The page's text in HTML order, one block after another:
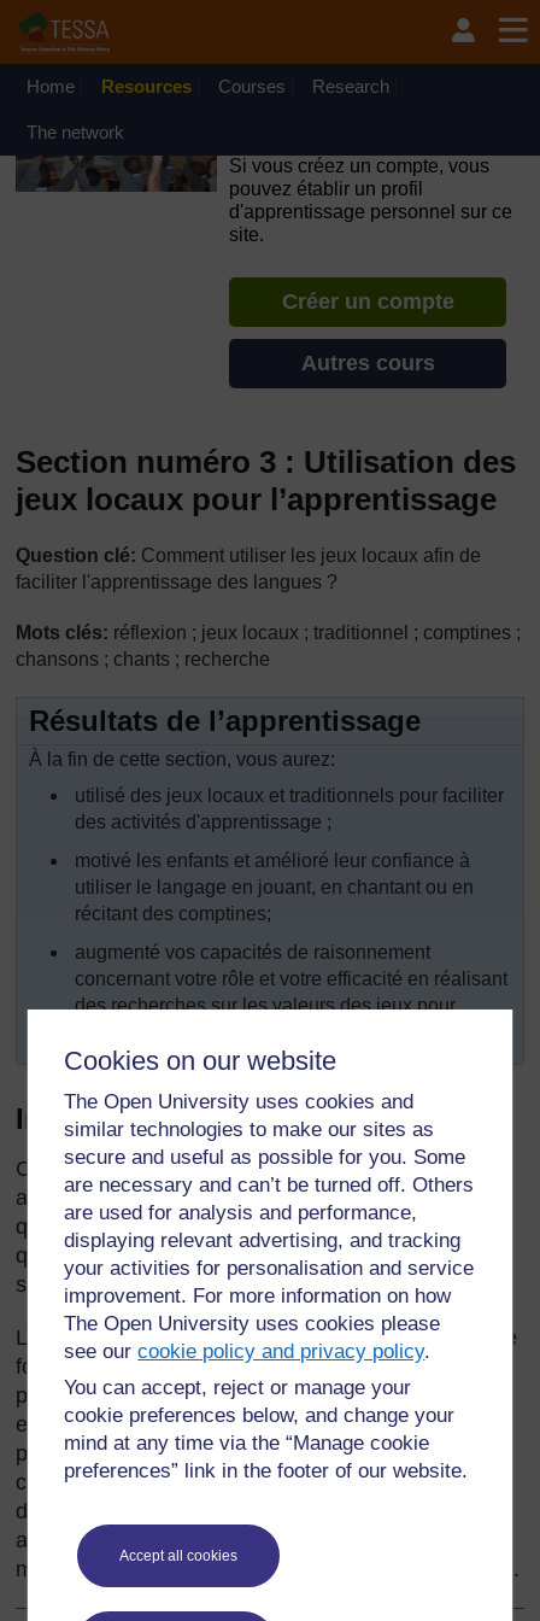
Cookies on our website
The Open University uses cookies and
similar technologies to make our sites as
secure and useful as possible for you. Some
are necessary and can’t be turned off. Others
are used for analysis and performance,
displaying relevant advertising, and tracking
your activities for personalisation and service
improvement. For more information on how
The Open University uses cookies please
see ourcookie policy and privacy policy.
You can accept, reject or manage your
cookie preferences below, and change your
mind at any time via the “Manage cookie
preferences” link in the footer of our website.
Accept all cookies
Passer au contenu principal
OpenLearn Create will be unavailable on Wednesday 12
August 2026 from 8am to 10.30am (GMT) due to routine
Home Resources Courses Research
The network
Si vous créez un compte, vous
pouvez établir un profil
d'apprentissage personnel sur ce
site.
Créer un compte
Autres cours
Section numéro 3 : Utilisation des
jeux locaux pour l’apprentissage
Question clé: Comment utiliser les jeux locaux afin de
faciliter l'apprentissage des langues ?
Mots clés: réflexion ; jeux locaux ; traditionnel ; comptines ;
chansons ; chants ; recherche
Résultats de l’apprentissage
À la fin de cette section, vous aurez:
utilisé des jeux locaux et traditionnels pour faciliter
des activités d'apprentissage ;
motivé les enfants et amélioré leur confiance à
utiliser le langage en jouant, en chantant ou en
récitant des comptines;
augmenté vos capacités de raisonnement
concernant votre rôle et votre efficacité en réalisant
des recherches sur les valeurs des jeux pour
Introduction
Certains professeurs qui ont enseigné pendant 20
ans ont en réalité une seule année d’expérience
qu’ils ont répétée plusieurs fois. Cela est dû au fait
qu’ils n’ont pas appris grand-chose et qu’ils ne se
sont pas améliorés en tant qu’enseignant.
Les bons enseignants planifient ce qu'ils font et, une
fois qu'ils l'ont fait, prennent note de ce qui s’est
passé, se demandent s'ils ont atteint leurs objectifs
et ce qui a besoin d’être amélioré. Ils réfléchissent
pour savoir si les enfants ont appris, et si c’est le
cas, ils déterminent ce qu’ils ont appris. Sur la base
de cette réflexion, ils planifient leur prochaine
activité. La
Ressource 1 : Cycle action-réflexion
montre ce processus sous la forme d'un diagramme.